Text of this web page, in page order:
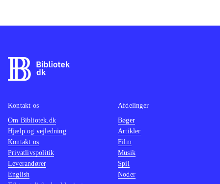
Kontakt os
Om Bibliotek.dk
Hjælp og vejledning
Kontakt os
Privatlivspolitik
Leverandører
English
Afdelinger
Bøger
Artikler
Film
Musik
Spil
Noder